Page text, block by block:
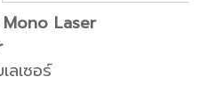
Laser
ลเซอร์